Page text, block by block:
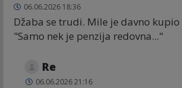
06.06.2026 18:36
Džaba se trudi. Mile je davno kupio
"Samo nek je penzija redovna..."
Re
06.06.2026 21:16